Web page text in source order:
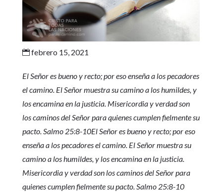
febrero 15, 2021
El Señor es bueno y recto; por eso enseña a los pecadores
el camino. El Señor muestra su camino a los humildes, y
los encamina en la justicia. Misericordia y verdad son
los caminos del Señor para quienes cumplen fielmente su
pacto. Salmo 25:8-10El Señor es bueno y recto; por eso
enseña a los pecadores el camino. El Señor muestra su
camino a los humildes, y los encamina en la justicia.
Misericordia y verdad son los caminos del Señor para
quienes cumplen fielmente su pacto. Salmo 25:8-10